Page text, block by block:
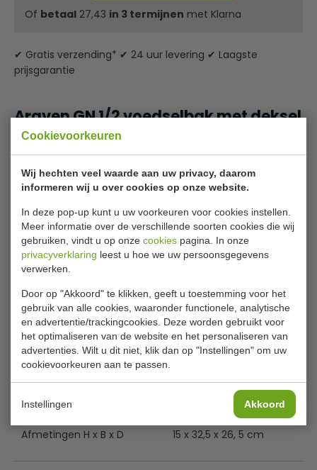
Cookievoorkeuren
Wij hechten veel waarde aan uw privacy, daarom
informeren wij u over cookies op onze website.
In deze pop-up kunt u uw voorkeuren voor cookies instellen.
Meer informatie over de verschillende soorten cookies die wij
gebruiken, vindt u op onze cookies pagina. In onze
privacyverklaring leest u hoe we uw persoonsgegevens
verwerken.
Door op "Akkoord" te klikken, geeft u toestemming voor het
gebruik van alle cookies, waaronder functionele, analytische
en advertentie/trackingcookies. Deze worden gebruikt voor
het optimaliseren van de website en het personaliseren van
advertenties. Wilt u dit niet, klik dan op "Instellingen" om uw
cookievoorkeuren aan te passen.
Instellingen Akkoord
Of betaal 27,43 in 3 termijnen met Klarna
✔ Gratis verzending* ✔ 24 uur levering ✔ Laagste
prijsgarantie
Araven GN 1/2 voedselbak met deksel
10 Liter
dozen worden geleverd met 4 kleurcode clips (rood, geel,
groen en blauw) en zijn voorzien van een permanent,
eenvoudig schoon te vegen label zodat de inhoud
gemakkelijk te identificeren is. Te gebruiken in een
voedsel roulatiesysteem. Geschikt voor temperaturen
van -40°C tot +95°C en ideaal voor in iedere keuken.
Vaatwasmachinebestendig.
Araven
4 stuks
Inhoud 10 liter
Polypropyleen
Luchtdicht, kleurgecodeerd met deksel
Bestand tegen temperaturen van -40°C tot +95°C
Met permanent, afwasbaar label
Magnetron- en vaatwasmachinebestendig
Specificaties
Model
T988
GN
Aantal
4
Inhoud
Afmetingen H x B x D
15 x 32,5 x 26, 5 cm